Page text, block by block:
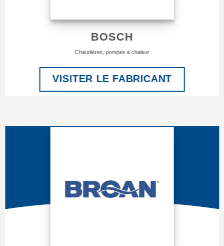
BOSCH
Chaudières, pompes à chaleur
VISITER LE FABRICANT